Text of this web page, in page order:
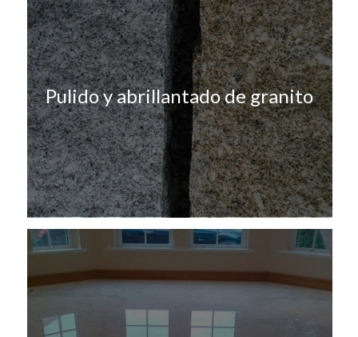
Pulido y abrillantado de granito